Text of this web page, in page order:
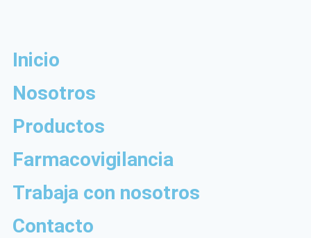
Inicio
Nosotros
Productos
Farmacovigilancia
Trabaja con nosotros
Contacto